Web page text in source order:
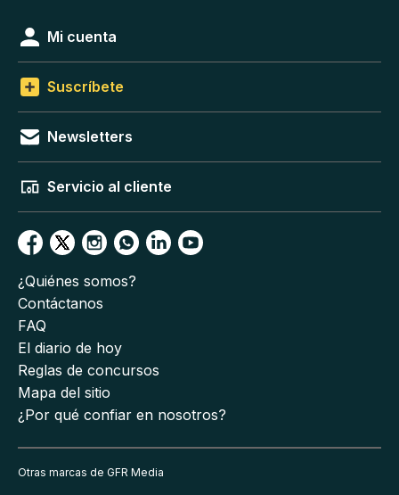
Mi cuenta
Suscríbete
Newsletters
Servicio al cliente
¿Quiénes somos?
Contáctanos
FAQ
El diario de hoy
Reglas de concursos
Mapa del sitio
¿Por qué confiar en nosotros?
Otras marcas de GFR Media